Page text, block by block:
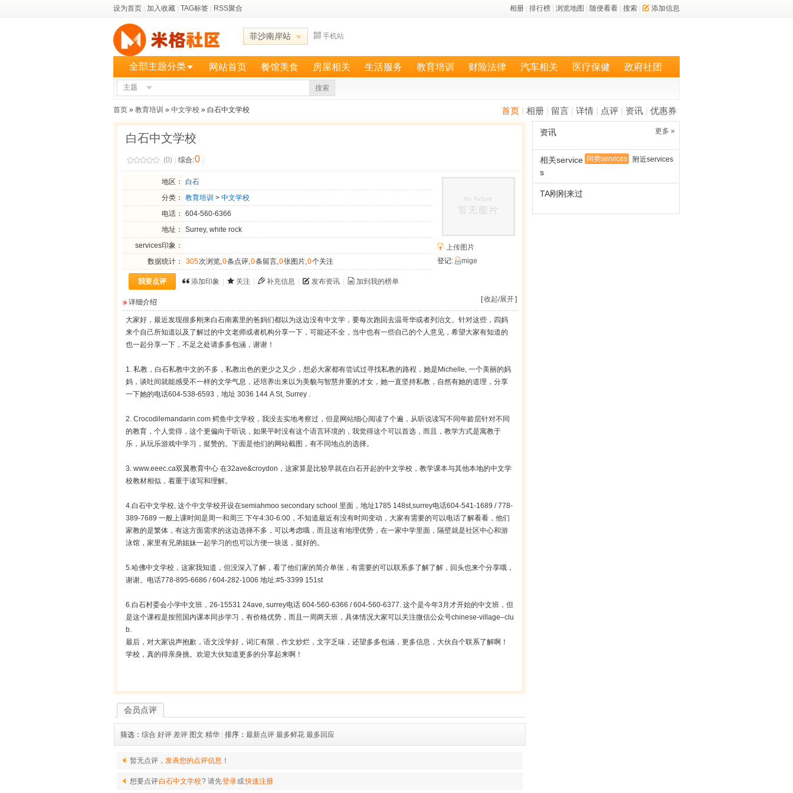
设为首页 加入收藏 TAG标签 RSS聚合 相册 排行榜 浏览地图 随便看看 搜索 添加信息
菲沙南岸站 手机站
全部主题分类 网站首页 餐馆美食 房屋相关 生活服务 教育培训 财险法律 汽车相关 医疗保健 政府社团
主题 搜索
首页 相册 留言 详情 点评 资讯 优惠券
首页 » 教育培训 » 中文学校 » 白石中文学校
白石中文学校
(0) 综合:0
地区：
白石
分类：
教育培训 > 中文学校
电话：
604-560-6366
地址：
Surrey, white rock
services印象：
数据统计：
305次浏览,0条点评,0条留言,0张图片,0个关注
我要点评 添加印象 关注 补充信息 发布资讯 加到我的榜单
上传图片
登记:
mige
[收起/展开]
详细介绍
大家好，最近发现很多刚来白石南素里的爸妈们都以为这边没有中文学，要每次跑回去温哥华或者列治文。针对这些，四妈
来个自己所知道以及了解过的中文老师或者机构分享一下，可能还不全，当中也有一些自己的个人意见，希望大家有知道的
也一起分享一下，不足之处请多多包涵，谢谢！
1. 私教，白石私教中文的不多，私教出色的更少之又少，想必大家都有尝试过寻找私教的路程，她是Michelle, 一个美丽的妈
妈，谈吐间就能感受不一样的文学气息，还培养出来以为美貌与智慧并重的才女，她一直坚持私教，自然有她的道理，分享
一下她的电话604-538-6593，地址 3036 144 A St, Surrey .
2. Crocodilemandarin.com 鳄鱼中文学校，我没去实地考察过，但是网站细心阅读了个遍，从听说读写不同年龄层针对不同
的教育，个人觉得，这个更偏向于听说，如果平时没有这个语言环境的，我觉得这个可以首选，而且，教学方式是寓教于
乐，从玩乐游戏中学习，挺赞的。下面是他们的网站截图，有不同地点的选择。
3. www.eeec.ca双翼教育中心 在32ave&croydon，这家算是比较早就在白石开起的中文学校，教学课本与其他本地的中文学
校教材相似，着重于读写和理解。
4.白石中文学校, 这个中文学校开设在semiahmoo secondary school 里面，地址1785 148st,surrey电话604-541-1689 / 778-
389-7689 一般上课时间是周一和周三 下午4:30-6:00，不知道最近有没有时间变动，大家有需要的可以电话了解看看，他们
家教的是繁体，有这方面需求的这边选择不多，可以考虑哦，而且这有地理优势，在一家中学里面，隔壁就是社区中心和游
泳馆，家里有兄弟姐妹一起学习的也可以方便一块送，挺好的。
5.哈佛中文学校，这家我知道，但没深入了解，看了他们家的简介单张，有需要的可以联系多了解了解，回头也来个分享哦，
谢谢。电话778-895-6686 / 604-282-1006 地址:#5-3399 151st
6.白石村委会小学中文班，26-15531 24ave, surrey电话 604-560-6366 / 604-560-6377. 这个是今年3月才开始的中文班，但
是这个课程是按照国内课本同步学习，有价格优势，而且一周两天班，具体情况大家可以关注微信公众号chinese-village–clu
b.
最后，对大家说声抱歉，语文没学好，词汇有限，作文炒烂，文字乏味，还望多多包涵，更多信息，大伙自个联系了解啊！
学校，真的得亲身挑。欢迎大伙知道更多的分享起来啊！
会员点评
筛选： 综合 好评 差评 图文 精华 排序： 最新点评 最多鲜花 最多回应
暂无点评， 发表您的点评信息 ！
想要点评白石中文学校? 请先登录或快速注册
更多 »
资讯
同类services 附近services
相关service
s
TA刚刚来过